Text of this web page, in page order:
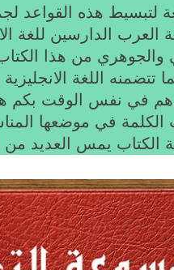
هذه القواعد
العرب الدارسين للغة
والجوهري من هذا
اللغة
في نفس الوقت بكم
الكلمة في موضعها
الكتاب يمس العديد من